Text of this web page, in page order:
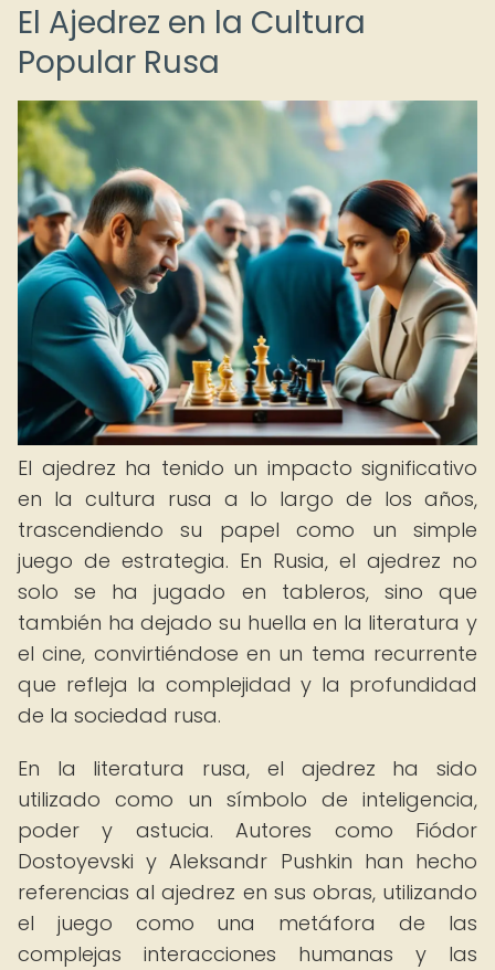
El Ajedrez en la Cultura
Popular Rusa
El ajedrez ha tenido un impacto significativo
en la cultura rusa a lo largo de los años,
trascendiendo su papel como un simple
juego de estrategia. En Rusia, el ajedrez no
solo se ha jugado en tableros, sino que
también ha dejado su huella en la literatura y
el cine, convirtiéndose en un tema recurrente
que refleja la complejidad y la profundidad
de la sociedad rusa.
En la literatura rusa, el ajedrez ha sido
utilizado como un símbolo de inteligencia,
poder y astucia. Autores como Fiódor
Dostoyevski y Aleksandr Pushkin han hecho
referencias al ajedrez en sus obras, utilizando
el juego como una metáfora de las
complejas interacciones humanas y las